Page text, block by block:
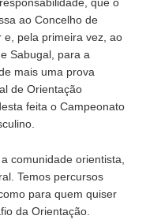
que o
ao Concelho de
e, pela primeira vez, ao
Sabugal, para a
mais uma prova
de Orientação
feita o Campeonato
comunidade orientista,
Temos percursos
para quem quiser
da Orientação.